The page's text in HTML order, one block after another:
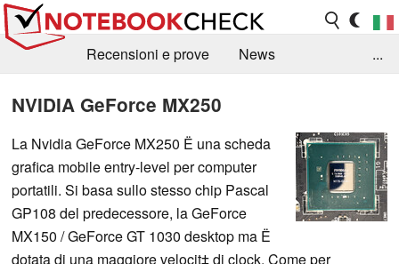
Recensioni e prove
News
Search
...
NVIDIA GeForce MX250
La Nvidia GeForce MX250 Ë una scheda
grafica mobile entry-level per computer
portatili. Si basa sullo stesso chip Pascal
GP108 del predecessore, la GeForce
MX150 / GeForce GT 1030 desktop ma Ë
dotata di una maggiore velocit‡ di clock. Come per